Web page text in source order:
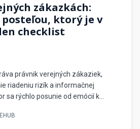
zákazkách:
ktorý je v
checklist
právnik verejných zákaziek,
riadeniu rizík a informačnej
sa rýchlo posunie od emócií k
odborníkom s viac ako 25-ročnou